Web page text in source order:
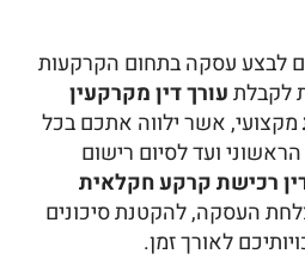
לבצע עסקה בתחום הקרקעות
לקבלתעורך דין מקרקעין
מקצועי, אשר ילווה אתכם בכל
ועד לסיום רישום
רכישת קרקע חקלאית
העסקה, להקטנת סיכונים
לאורך זמן.